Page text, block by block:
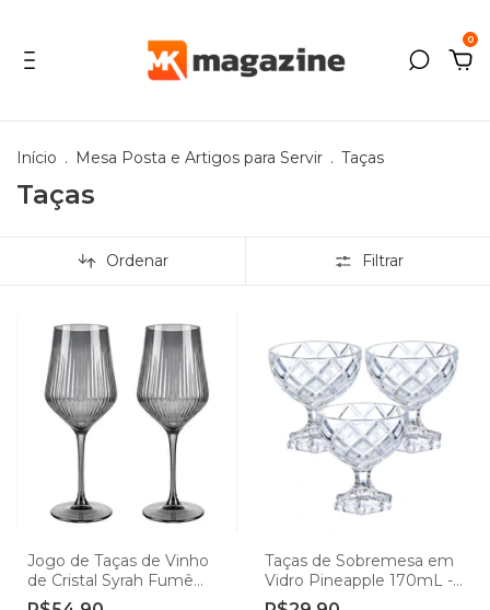
0
Início . Mesa Posta e Artigos para Servir . Taças
Taças
Ordenar Filtrar
Jogo de Taças de Vinho
de Cristal Syrah Fumê
510mL - Lehaví
Taças de Sobremesa em
Vidro Pineapple 170mL -
Hauskraft